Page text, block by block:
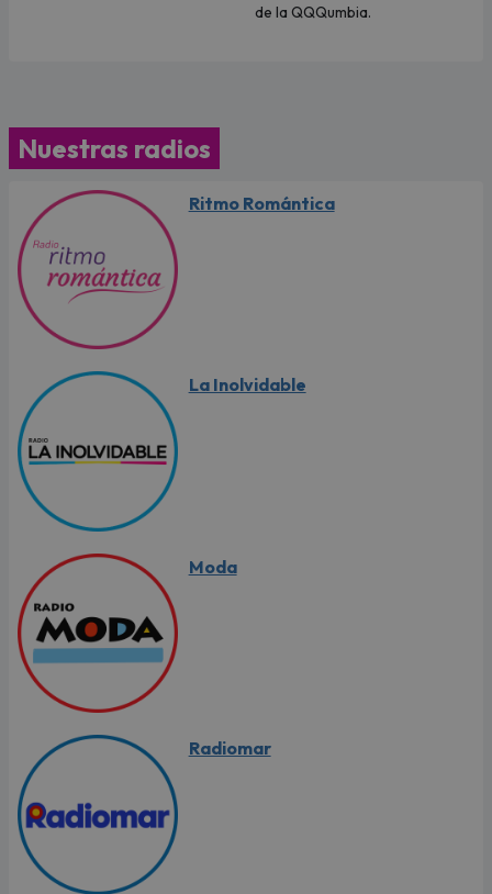
de la QQQumbia.
Nuestras radios
Ritmo Romántica
La Inolvidable
Moda
Radiomar